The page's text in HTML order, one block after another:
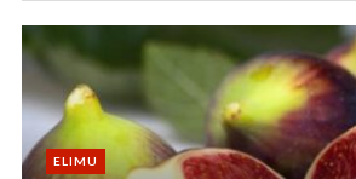
ELIMU